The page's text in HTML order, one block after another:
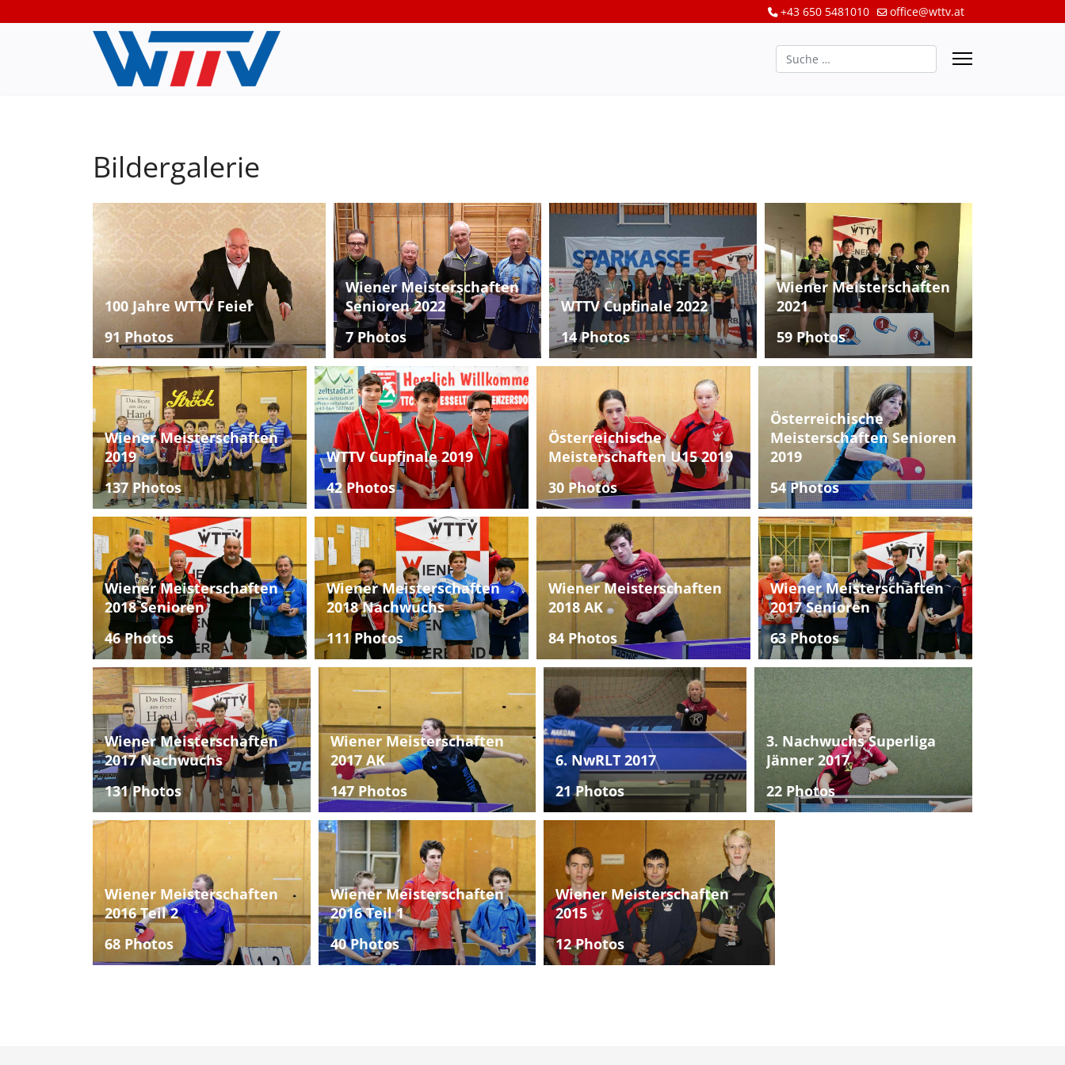
+43 650 5481010 office@wttv.at
Suchen
Bildergalerie
100 Jahre WTTV Feier
91 Photos
Wiener Meisterschaften
Senioren 2022
7 Photos
WTTV Cupfinale 2022
14 Photos
Wiener Meisterschaften
2021
59 Photos
Wiener Meisterschaften
2019
137 Photos
WTTV Cupfinale 2019
42 Photos
Österreichische
Meisterschaften U15 2019
30 Photos
Österreichische
Meisterschaften Senioren
2019
54 Photos
Wiener Meisterschaften
2018 Senioren
46 Photos
Wiener Meisterschaften
2018 Nachwuchs
111 Photos
Wiener Meisterschaften
2018 AK
84 Photos
Wiener Meisterschaften
2017 Senioren
63 Photos
Wiener Meisterschaften
2017 Nachwuchs
131 Photos
Wiener Meisterschaften
2017 AK
147 Photos
6. NwRLT 2017
21 Photos
3. Nachwuchs Superliga
Jänner 2017
22 Photos
Wiener Meisterschaften
2016 Teil 2
68 Photos
Wiener Meisterschaften
2016 Teil 1
40 Photos
Wiener Meisterschaften
2015
12 Photos